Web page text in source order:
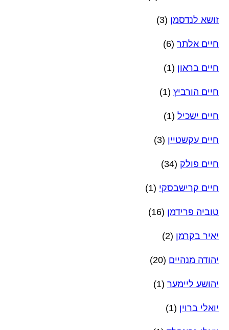
זושא לנדסמן (3)
חיים אלתר (6)
חיים בראון (1)
חיים הורביץ (1)
חיים ישכיל (1)
חיים עקשטיין (3)
חיים פולק (34)
חיים קרישבסקי (1)
טוביה פרידמן (16)
יאיר בקרמן (2)
יהודה מנהיים (20)
יהושע ליימער (1)
יואלי ברוין (1)